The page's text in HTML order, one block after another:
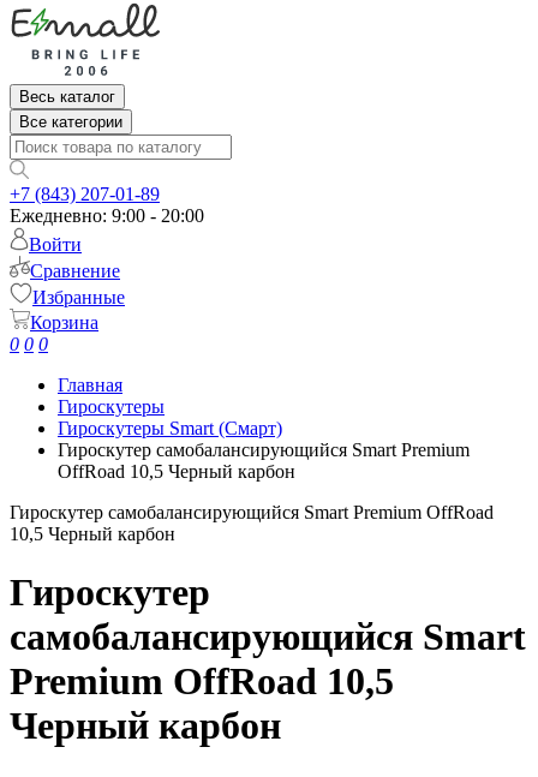
Весь каталог
Все категории
+7 (843) 207-01-89
Ежедневно: 9:00 - 20:00
Войти
Сравнение
Избранные
Корзина
0 0 0
Главная
Гироскутеры
Гироскутеры Smart (Смарт)
Гироскутер самобалансирующийся Smart Premium
OffRoad 10,5 Черный карбон
Гироскутер самобалансирующийся Smart Premium OffRoad
10,5 Черный карбон
Гироскутер
самобалансирующийся Smart
Premium OffRoad 10,5
Черный карбон